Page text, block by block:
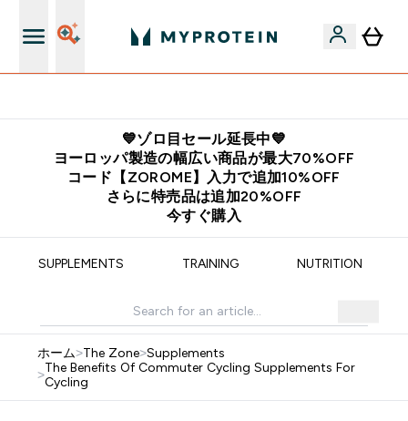
💙ゾロ目セール延長中💙
ヨーロッパ製造の幅広い商品が最大70%OFF
コード【ZOROME】入力で追加10%OFF
さらに特売品は追加20%OFF
今すぐ購入
SUPPLEMENTS TRAINING NUTRITION
ホーム>The Zone>Supplements
>The Benefits Of Commuter Cycling Supplements For
Cycling